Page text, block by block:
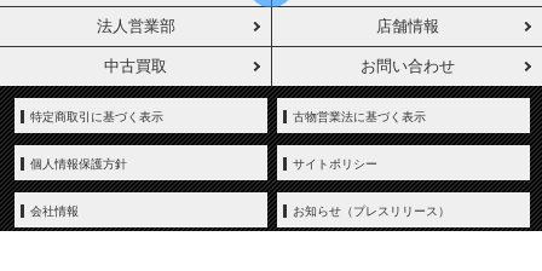
法人営業部 店舗情報
中古買取 お問い合わせ
特定商取引に基づく表示 古物営業法に基づく表示
個人情報保護方針 サイトポリシー
会社情報 お知らせ（プレスリリース）